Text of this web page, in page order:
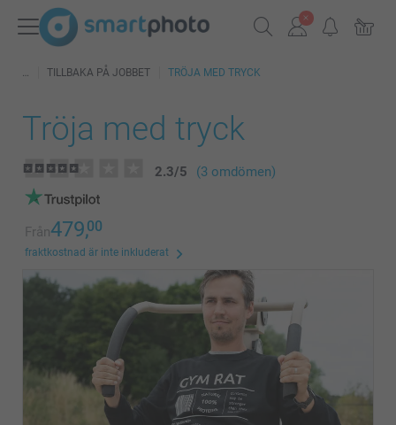
TILLBAKA PÅ JOBBET TRÖJA MED TRYCK
Tröja med tryck
2.3/5 (3 omdömen)
Från479,00
fraktkostnad är inte inkluderat